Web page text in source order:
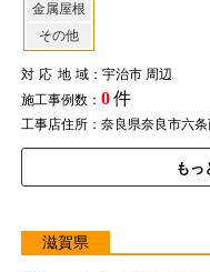
金属屋根
その他
対応地域：宇治市 周辺
施工事例数： 0件
工事店住所：奈良県奈良市六
もっ
滋賀県